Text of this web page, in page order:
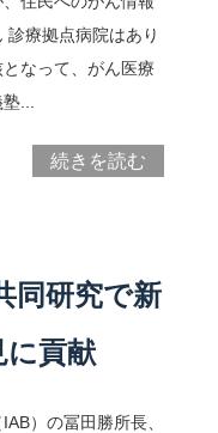
連
ス
療拠点病院はあり
なって、がん医療
...
続きを読む
同研究で新
に貢献
）の冨田勝所長、